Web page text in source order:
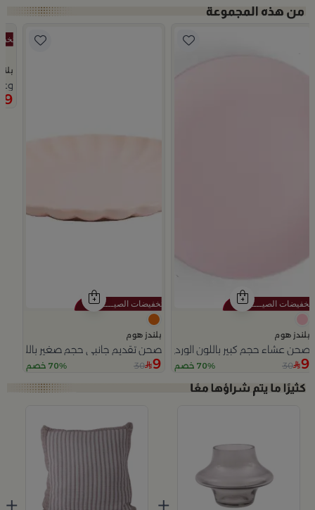
بلندز هوم
صحن عشاء حجم كبير باللون الوردي من سولانا
9
30 70% خصم
بلندز هوم
صحن تقديم جانبي حجم صغير باللون
9
30 70% خصم
9
Slide 1 of 4